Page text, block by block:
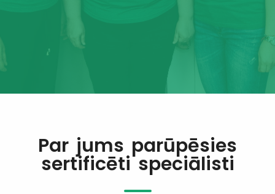
Par jums parūpēsies
sertificēti speciālisti